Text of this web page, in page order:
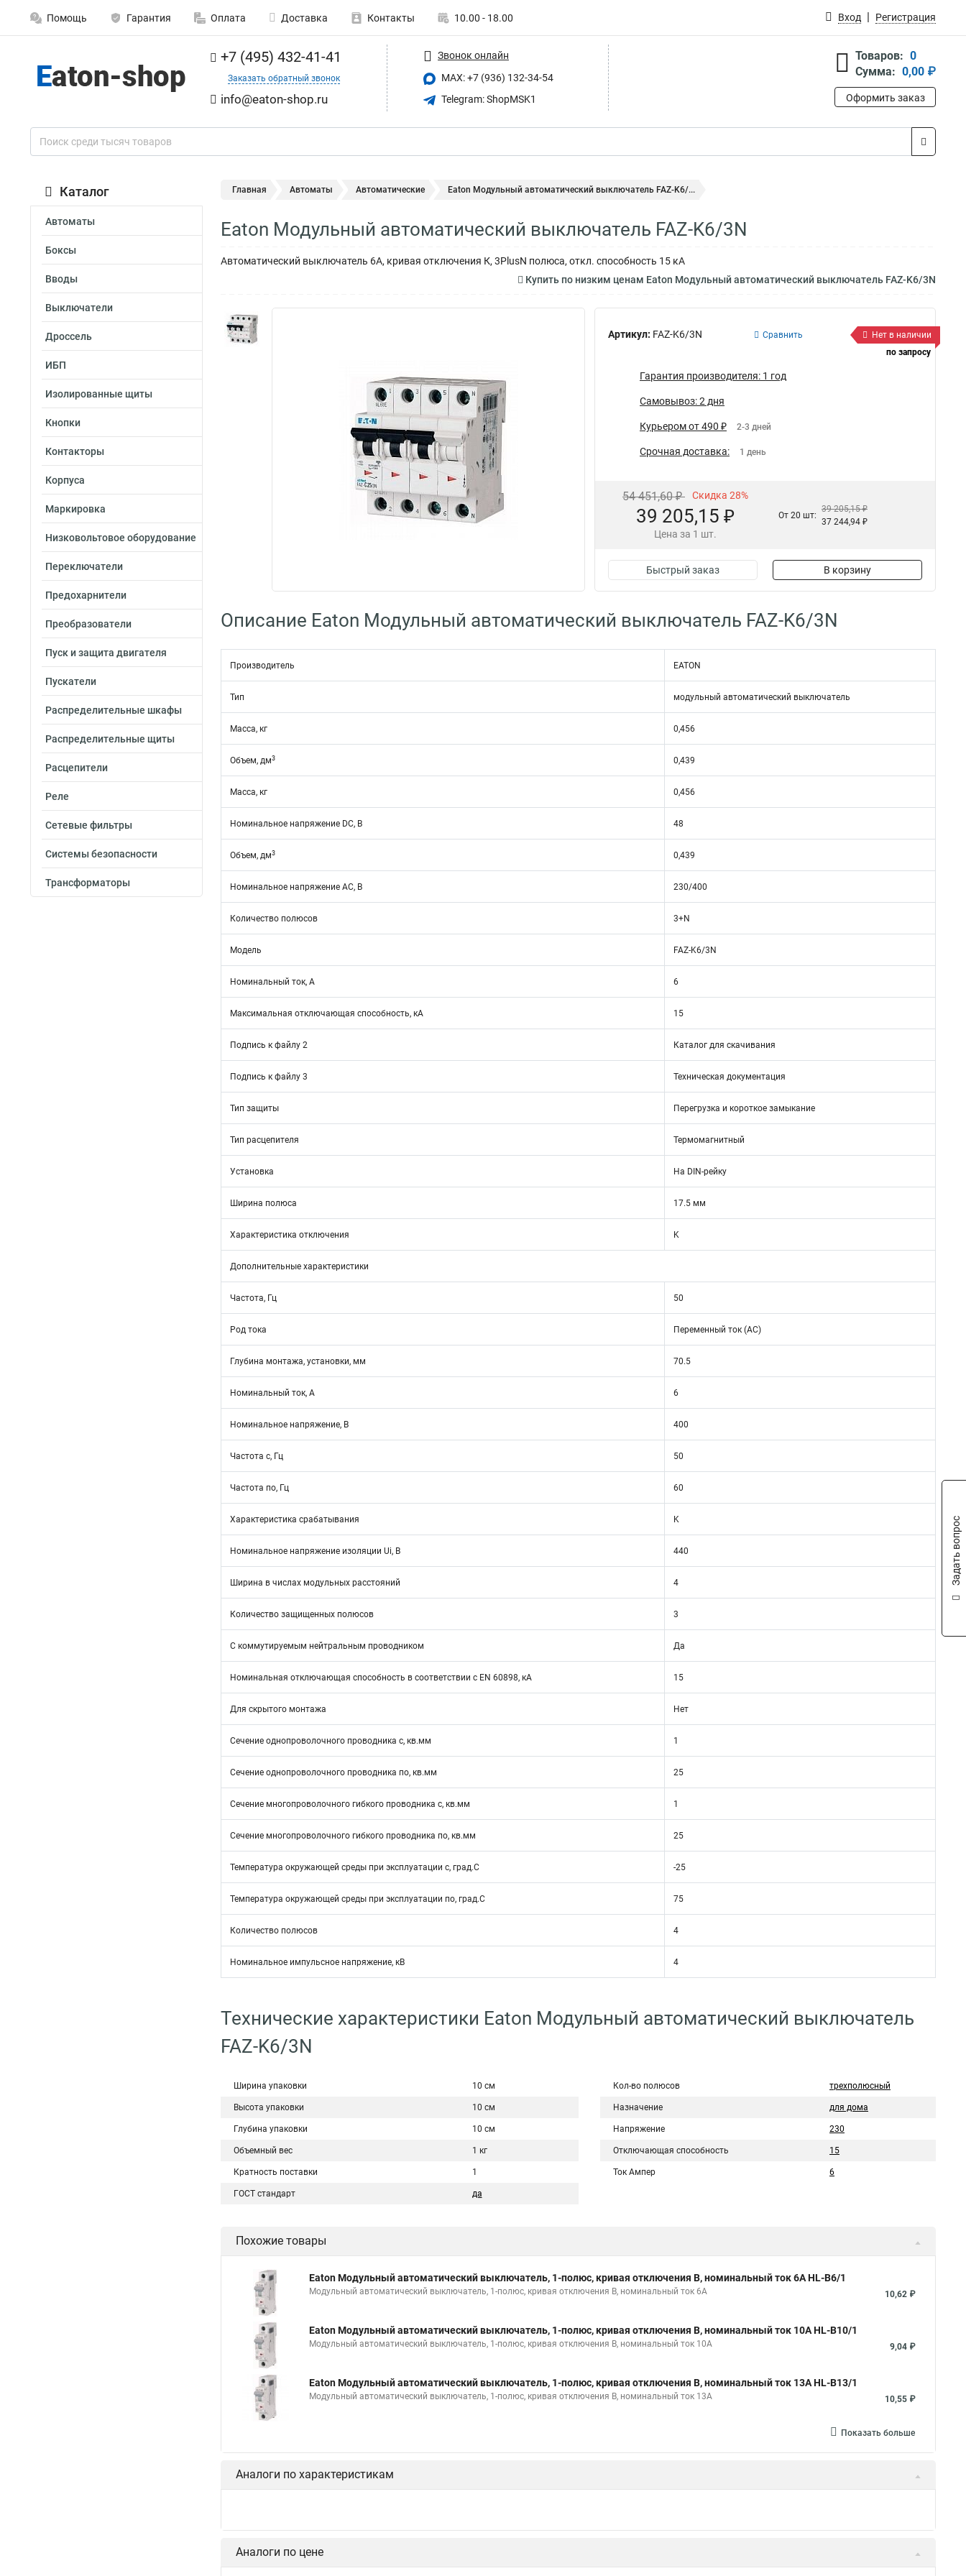
Помощь Гарантия Оплата Доставка Контакты 10.00 - 18.00 Вход Регистрация
+7 (495) 432-41-41
Заказать обратный звонок
info@eaton-shop.ru
Звонок онлайн
MAX: +7 (936) 132-34-54
Telegram: ShopMSK1
Товаров: 0
Сумма: 0,00 ₽
Оформить заказ
Каталог
Автоматы
Боксы
Вводы
Выключатели
Дроссель
ИБП
Изолированные щиты
Кнопки
Контакторы
Корпуса
Маркировка
Низковольтовое оборудование
Переключатели
Предохарнители
Преобразователи
Пуск и защита двигателя
Пускатели
Распределительные шкафы
Распределительные щиты
Расцепители
Реле
Сетевые фильтры
Системы безопасности
Трансформаторы
Главная Автоматы Автоматические Eaton Модульный автоматический выключатель FAZ-K6/...
Eaton Модульный автоматический выключатель FAZ-K6/3N
Автоматический выключатель 6А, кривая отключения К, 3PlusN полюса, откл. способность 15 кА
Купить по низким ценам Eaton Модульный автоматический выключатель FAZ-K6/3N
Артикул: FAZ-K6/3N Сравнить
Нет в наличии
по запросу
Гарантия производителя: 1 год
Самовывоз: 2 дня
Курьером от 490 ₽ 2-3 дней
Срочная доставка: 1 день
54 451,60 ₽ Скидка 28%
39 205,15 ₽
Цена за 1 шт.
От 20 шт:
39 205,15 ₽
37 244,94 ₽
Быстрый заказ В корзину
Описание Eaton Модульный автоматический выключатель FAZ-K6/3N
Производитель EATON
Тип модульный автоматический выключатель
Масса, кг 0,456
Объем, дм3 0,439
Масса, кг 0,456
Номинальное напряжение DC, В 48
Объем, дм3 0,439
Номинальное напряжение АС, В 230/400
Количество полюсов 3+N
Модель FAZ-K6/3N
Номинальный ток, А 6
Максимальная отключающая способность, кА 15
Подпись к файлу 2 Каталог для скачивания
Подпись к файлу 3 Техническая документация
Тип защиты Перегрузка и короткое замыкание
Тип расцепителя Термомагнитный
Установка На DIN-рейку
Ширина полюса 17.5 мм
Характеристика отключения K
Дополнительные характеристики
Частота, Гц 50
Род тока Переменный ток (AC)
Глубина монтажа, установки, мм 70.5
Номинальный ток, А 6
Номинальное напряжение, В 400
Частота с, Гц 50
Частота по, Гц 60
Характеристика срабатывания K
Номинальное напряжение изоляции Ui, В 440
Ширина в числах модульных расстояний 4
Количество защищенных полюсов 3
С коммутируемым нейтральным проводником Да
Номинальная отключающая способность в соответствии с EN 60898, кА 15
Для скрытого монтажа Нет
Сечение однопроволочного проводника с, кв.мм 1
Сечение однопроволочного проводника по, кв.мм 25
Сечение многопроволочного гибкого проводника с, кв.мм 1
Сечение многопроволочного гибкого проводника по, кв.мм 25
Температура окружающей среды при эксплуатации с, град.C -25
Температура окружающей среды при эксплуатации по, град.C 75
Количество полюсов 4
Номинальное импульсное напряжение, кВ 4
Технические характеристики Eaton Модульный автоматический выключатель
FAZ-K6/3N
Ширина упаковки 10 см
Высота упаковки 10 см
Глубина упаковки 10 см
Объемный вес 1 кг
Кратность поставки 1
ГОСТ стандарт да
Кол-во полюсов трехполюсный
Назначение для дома
Напряжение 230
Отключающая способность 15
Ток Ампер 6
Похожие товары
Eaton Модульный автоматический выключатель, 1-полюс, кривая отключения B, номинальный ток 6А HL-B6/1
Модульный автоматический выключатель, 1-полюс, кривая отключения B, номинальный ток 6А 10,62 ₽
Eaton Модульный автоматический выключатель, 1-полюс, кривая отключения B, номинальный ток 10А HL-B10/1
Модульный автоматический выключатель, 1-полюс, кривая отключения B, номинальный ток 10А 9,04 ₽
Eaton Модульный автоматический выключатель, 1-полюс, кривая отключения B, номинальный ток 13А HL-B13/1
Модульный автоматический выключатель, 1-полюс, кривая отключения B, номинальный ток 13А 10,55 ₽
Показать больше
Аналоги по характеристикам
Аналоги по цене
Задать вопрос